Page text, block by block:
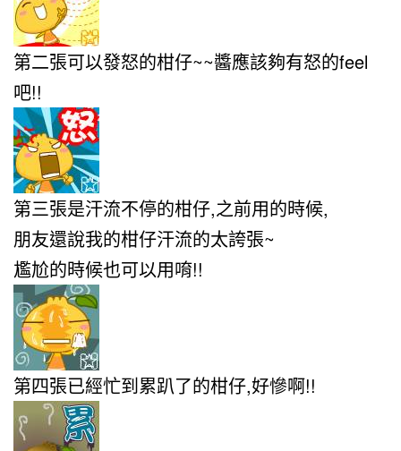
第二張可以發怒的柑仔~~醬應該夠有怒的feel
吧!!
第三張是汗流不停的柑仔,之前用的時候,
朋友還說我的柑仔汗流的太誇張~
尷尬的時候也可以用唷!!
第四張已經忙到累趴了的柑仔,好慘啊!!